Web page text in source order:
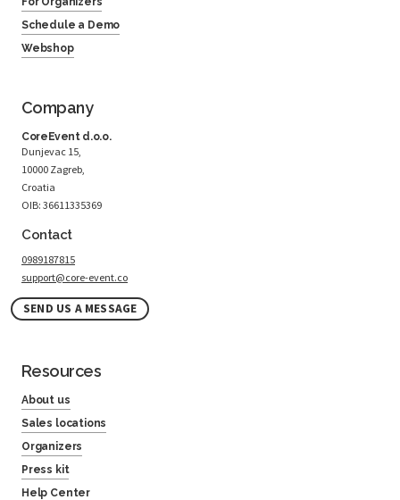
Schedule a Demo
Webshop
Company
CoreEvent d.o.o.
Dunjevac 15,
10000 Zagreb,
Croatia
OIB: 36611335369
Contact
0989187815
support@core-event.co
SEND US A MESSAGE
Resources
About us
Sales locations
Organizers
Press kit
Help Center